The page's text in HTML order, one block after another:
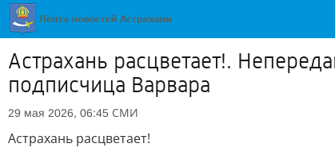
Астрахань расцветает!.
подписчица Варвара
29 мая 2026, 06:45 СМИ
Астрахань расцветает!